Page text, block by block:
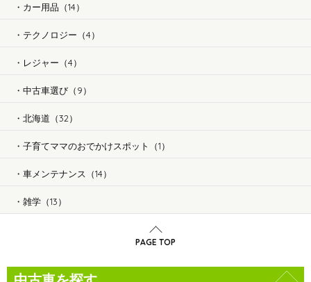
カー用品（14）
テクノロジー（4）
レジャー（4）
中古車選び（9）
北海道（32）
子育てママのおでかけスポット（1）
車メンテナンス（14）
雑学（13）
PAGE TOP